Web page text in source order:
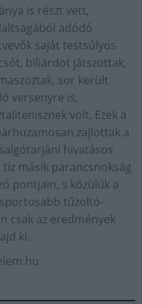
is részt vett,
adódó
saját testsúlyos
biliárdot játszottak,
sor került
versenyre is,
volt. Ezek a
zajlottak a
hivatásos
másik parancsnokság
pontjain, s közülük a
tűzoltó-
csak az eredmények
ki.